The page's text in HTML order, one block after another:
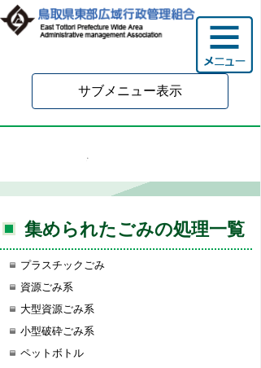
サブメニュー表示
集められたごみの処理
集められたごみの処理一覧
プラスチックごみ
資源ごみ系
大型資源ごみ系
小型破砕ごみ系
ペットボトル